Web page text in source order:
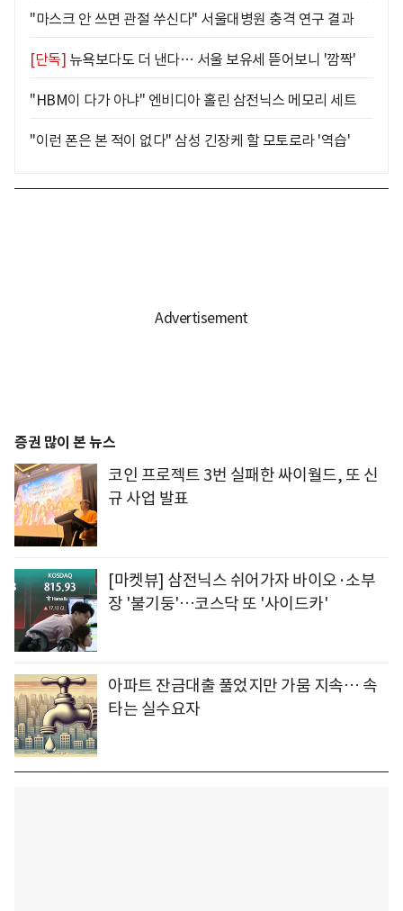
"마스크 안 쓰면 관절 쑤신다" 서울대병원 충격 연구 결과
[단독] 뉴욕보다도 더 낸다… 서울 보유세 뜯어보니 '깜짝'
"HBM이 다가 아냐" 엔비디아 홀린 삼전닉스 메모리 세트
"이런 폰은 본 적이 없다" 삼성 긴장케 할 모토로라 '역습'
증권 많이 본 뉴스
코인 프로젝트 3번 실패한 싸이월드, 또 신
규 사업 발표
[마켓뷰] 삼전닉스 쉬어가자 바이오·소부
장 '불기둥'…코스닥 또 '사이드카'
아파트 잔금대출 풀었지만 가뭄 지속… 속
타는 실수요자